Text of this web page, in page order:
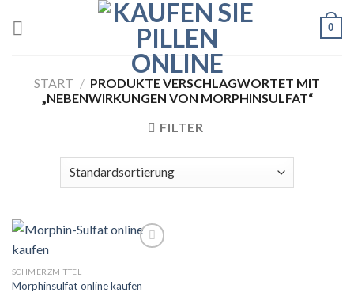
0
START / PRODUKTE VERSCHLAGWORTET MIT
„NEBENWIRKUNGEN VON MORPHINSULFAT“
FILTER
Add to
SCHMERZMITTEL
Morphinsulfat online kaufen